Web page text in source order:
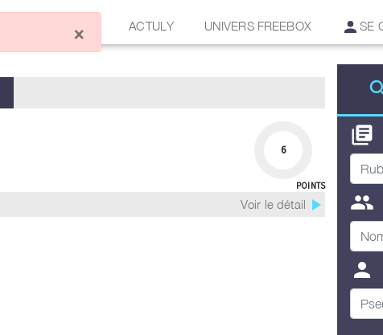
ACTULY UNIVERS FREEBOX SE
library_books
group
person
6
POINTS
Voir le détail play_arrow
×